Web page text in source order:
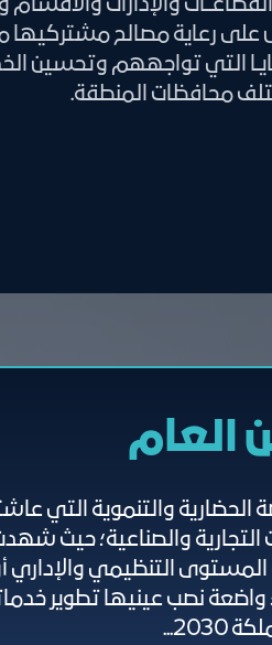
على رعاية مصالح
التي تواجههم وتحسين
محافظات المنطقة.
العام
الحضارية والتنموية التي
والصناعية؛ حيث
التنظيمي والإداري